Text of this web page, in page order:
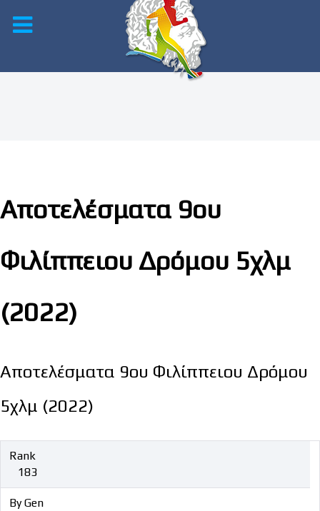
Αποτελέσματα 9ου
Φιλίππειου Δρόμου 5χλμ
(2022)
Αποτελέσματα 9ου Φιλίππειου Δρόμου
5χλμ (2022)
Rank
183
By Gen